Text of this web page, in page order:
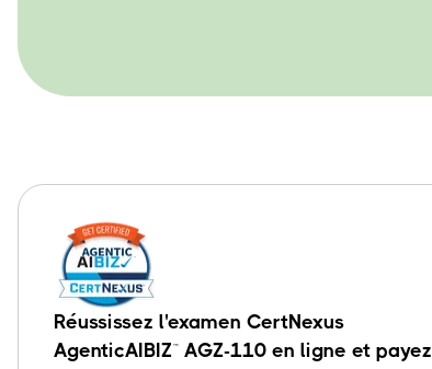
Réussissez l'examen CertNexus
AgenticAIBIZ™ AGZ-110 en ligne et payez